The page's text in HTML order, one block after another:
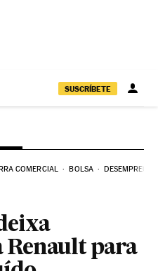
SUSCRÍBETE
COMERCIAL BOLSA DESEMPREGO
Renault para